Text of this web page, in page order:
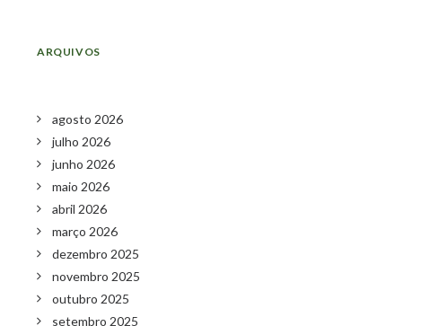
ARQUIVOS
agosto 2026
julho 2026
junho 2026
maio 2026
abril 2026
março 2026
dezembro 2025
novembro 2025
outubro 2025
setembro 2025